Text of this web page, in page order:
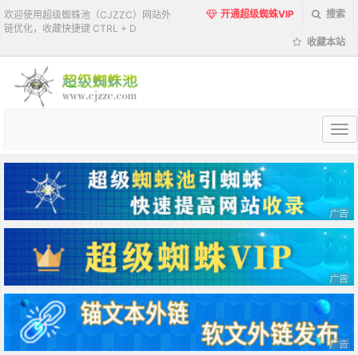
欢迎使用超级蜘蛛池（CJZZC）网站外
链优化，收藏快捷键 CTRL + D
开通超级蜘蛛VIP 搜索
收藏本站
超
蜘
蛛
池